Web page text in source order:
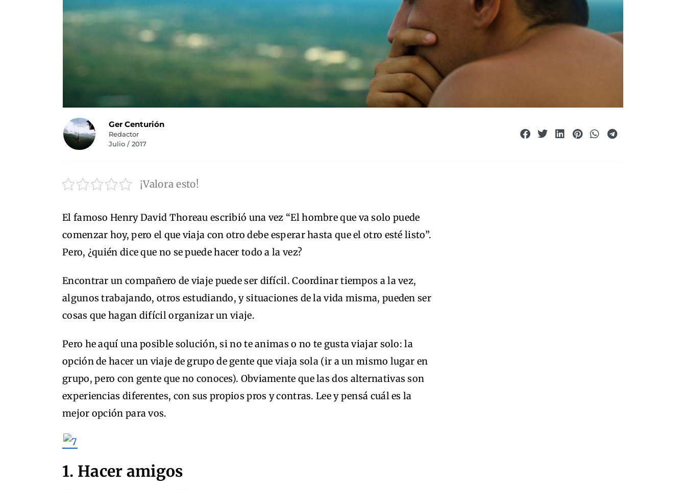
Ger Centurión
Redactor
Julio / 2017
¡Valora esto!
El famoso Henry David Thoreau escribió una vez “El hombre que va solo puede
comenzar hoy, pero el que viaja con otro debe esperar hasta que el otro esté listo”.
Pero, ¿quién dice que no se puede hacer todo a la vez?
Encontrar un compañero de viaje puede ser difícil. Coordinar tiempos a la vez,
algunos trabajando, otros estudiando, y situaciones de la vida misma, pueden ser
cosas que hagan difícil organizar un viaje.
Pero he aquí una posible solución, si no te animas o no te gusta viajar solo: la
opción de hacer un viaje de grupo de gente que viaja sola (ir a un mismo lugar en
grupo, pero con gente que no conoces). Obviamente que las dos alternativas son
experiencias diferentes, con sus propios pros y contras. Lee y pensá cuál es la
mejor opción para vos.
1. Hacer amigos